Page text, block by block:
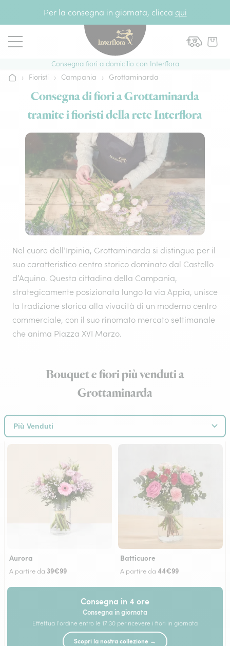
Per la consegna in giornata, clicca qui
Consegna fiori a domicilio con Interflora
Home› Fioristi › Campania › Grottaminarda
Consegna di fiori a Grottaminarda
tramite i fioristi della rete Interflora
Nel cuore dell’Irpinia, Grottaminarda si distingue per il
suo caratteristico centro storico dominato dal Castello
d’Aquino. Questa cittadina della Campania,
strategicamente posizionata lungo la via Appia, unisce
la tradizione storica alla vivacità di un moderno centro
commerciale, con il suo rinomato mercato settimanale
che anima Piazza XVI Marzo.
Bouquet e fiori più venduti a
Grottaminarda
Aurora
A partire da 39€99
Batticuore
A partire da 44€99
Consegna in 4 ore
Consegna in giornata
Effettua l'ordine entro le 17:30 per ricevere i fiori in giornata
Scopri la nostra collezione →